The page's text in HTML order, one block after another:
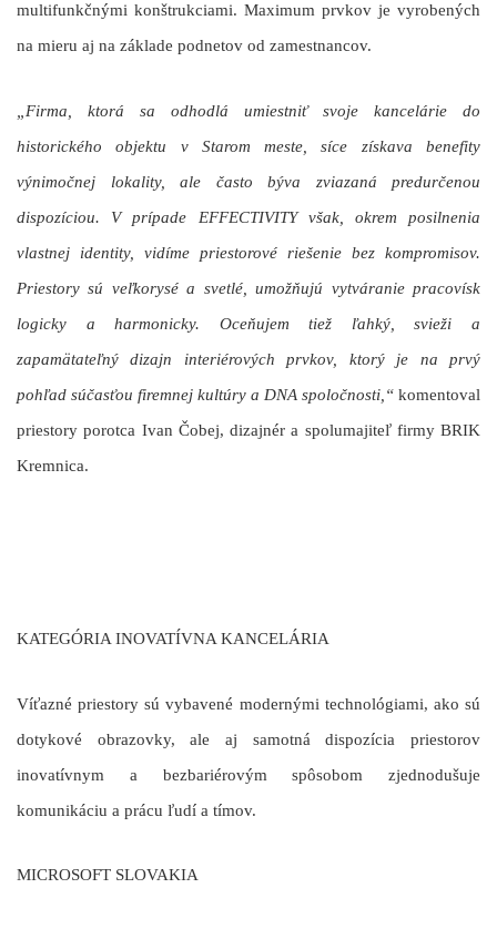
multifunkčnými konštrukciami. Maximum prvkov je vyrobených
na mieru aj na základe podnetov od zamestnancov.
„Firma, ktorá sa odhodlá umiestniť svoje kancelárie do
historického objektu v Starom meste, síce získava benefity
výnimočnej lokality, ale často býva zviazaná predurčenou
dispozíciou. V prípade EFFECTIVITY však, okrem posilnenia
vlastnej identity, vidíme priestorové riešenie bez kompromisov.
Priestory sú veľkorysé a svetlé, umožňujú vytváranie pracovísk
logicky a harmonicky. Oceňujem tiež ľahký, svieži a
zapamätateľný dizajn interiérových prvkov, ktorý je na prvý
pohľad súčasťou firemnej kultúry a DNA spoločnosti,“ komentoval
priestory porotca Ivan Čobej, dizajnér a spolumajiteľ firmy BRIK
Kremnica.
KATEGÓRIA INOVATÍVNA KANCELÁRIA
Víťazné priestory sú vybavené modernými technológiami, ako sú
dotykové obrazovky, ale aj samotná dispozícia priestorov
inovatívnym a bezbariérovým spôsobom zjednodušuje
komunikáciu a prácu ľudí a tímov.
MICROSOFT SLOVAKIA